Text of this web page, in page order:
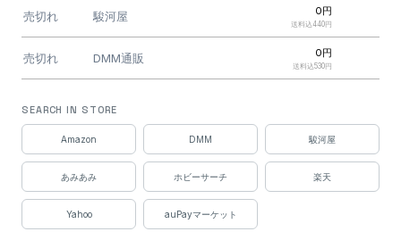
売切れ 駿河屋 0円
送料込440円
売切れ DMM通販 0円
送料込530円
TamTam 0円
SEARCH IN STORE
Amazon DMM 駿河屋
あみあみ ホビーサーチ 楽天
Yahoo auPayマーケット